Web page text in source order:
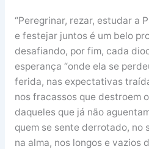
“Peregrinar, rezar, estudar a
e festejar juntos é um belo
desafiando, por fim, cada
esperança “onde ela se
ferida, nas expectativas
nos fracassos que destroem
daqueles que já não
quem se sente derrotado, no
na alma, nos longos e vazios